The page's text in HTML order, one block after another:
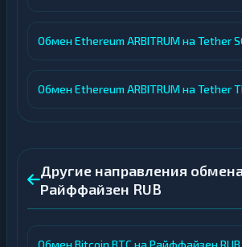
Обмен Ethereum ARBITRUM на Tether
Обмен Ethereum ARBITRUM на Tether
Другие направления
Райффайзен RUB
Обмен Bitcoin BTC на Райффайзен RUB